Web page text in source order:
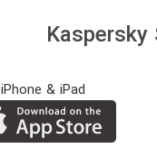
iPhone & iPad